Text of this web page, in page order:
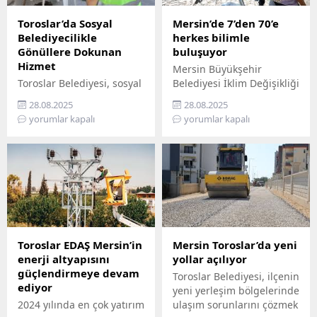
Toroslar’da Sosyal
Belediyecilikle
Gönüllere Dokunan
Hizmet
Toroslar Belediyesi, sosyal
belediyecilik anlayışıyla
vatandaşların gönüllerine
dokunmaya devam ediyor.
vatandaşlar, özel
gereksinimli bireyler ile
gazi ve şehit aileleri,
belediyenin şefkatli elini
her zaman yanlarında
hissediyor. Belediye Sosyal
Destek Hizmetleri
Müdürlüğü’ne bağlı Şehit
ve Gazi Şefliği ile Yaşlı ve
Engelli Şefliği, belli
periyotlarla ev ziyaretleri
gerçekleştiriyor....
28.08.2025
yorumlar kapalı
Mersin’de 7’den 70’e
herkes bilimle
buluşuyor
Mersin Büyükşehir
Belediyesi İklim Değişikliği
ve Sıfır Atık Dairesi
Başkanlığı, Mercan 100.
Yıl İklim ve Çevre Bilim
edemeyenler için bilimi
yurttaşın ayağına
götürüyor. ‘Gökyüzü
Hepimizin, Bilim Her
Yerde’ sloganıyla yola
çıkan Büyükşehir,
Mersin’in ilçelerini tek tek
gezerek 7’den 70’e herkesi
bilimle buluşturuyor.
Bilimi, hayatın her
alanında yaygınlaştırmayı
amaçlayan...
28.08.2025
yorumlar kapalı
Toroslar EDAŞ Mersin’in
enerji altyapısını
güçlendirmeye devam
ediyor
2024 yılında en çok yatırım
Mersin Toroslar’da yeni
yollar açılıyor
Toroslar Belediyesi, ilçenin
yeni yerleşim bölgelerinde
ulaşım sorunlarını çözmek